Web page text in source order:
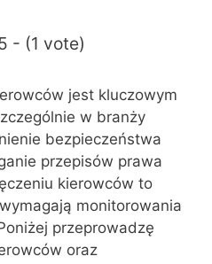
- (1 vote)
jest kluczowym
w branży
bezpieczeństwa
przepisów prawa
kierowców to
monitorowania
przeprowadzę
oraz